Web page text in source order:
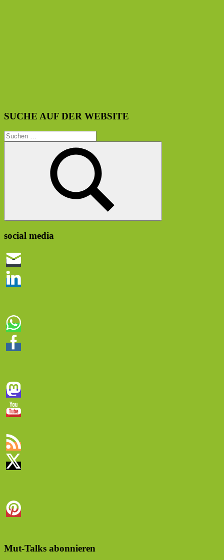
SUCHE AUF DER WEBSITE
Suchen
nach:
Suchen
social media
Mut-Talks abonnieren